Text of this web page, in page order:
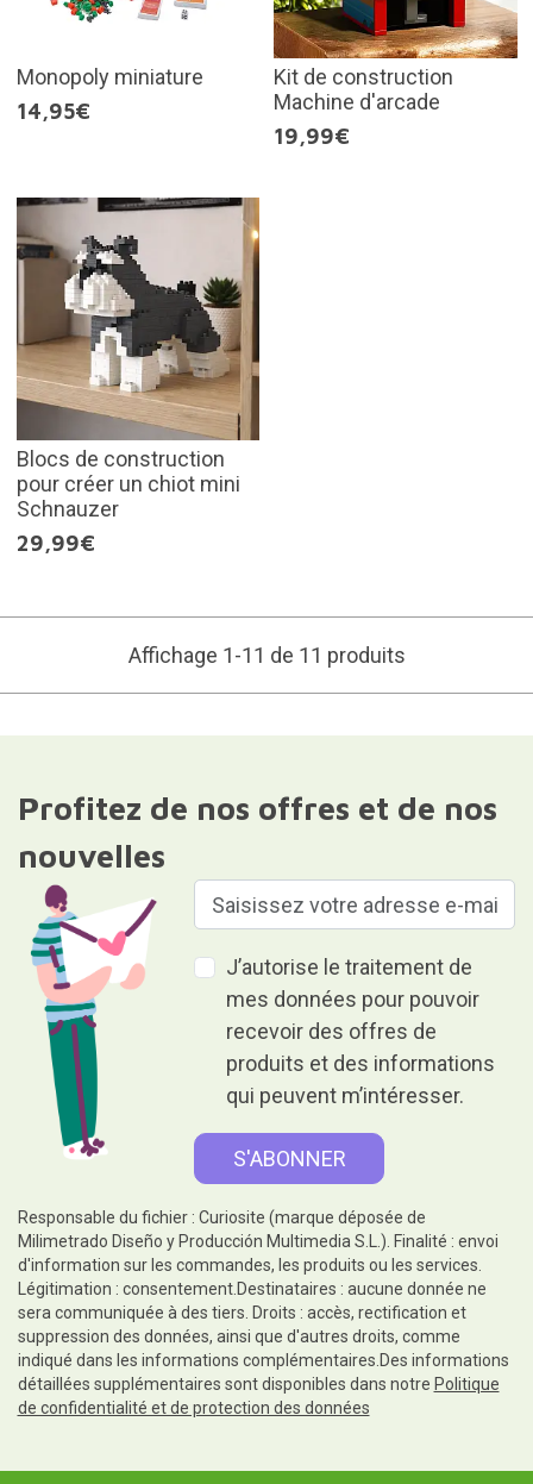
Monopoly miniature
14,95€
Kit de construction
Machine d'arcade
19,99€
Blocs de construction
pour créer un chiot mini
Schnauzer
29,99€
Affichage 1-11 de 11 produits
Profitez de nos offres et de nos
nouvelles
J’autorise le traitement de
mes données pour pouvoir
recevoir des offres de
produits et des informations
qui peuvent m’intéresser.
Responsable du fichier : Curiosite (marque déposée de
Milimetrado Diseño y Producción Multimedia S.L.). Finalité : envoi
d'information sur les commandes, les produits ou les services.
Légitimation : consentement.Destinataires : aucune donnée ne
sera communiquée à des tiers. Droits : accès, rectification et
suppression des données, ainsi que d'autres droits, comme
indiqué dans les informations complémentaires.Des informations
détaillées supplémentaires sont disponibles dans notre Politique
de confidentialité et de protection des données